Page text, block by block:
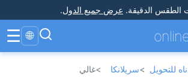
الطقس الدقيقة. عرض جميع الدول.
🌐
☰
للتحويل >سريلانكا >غالي